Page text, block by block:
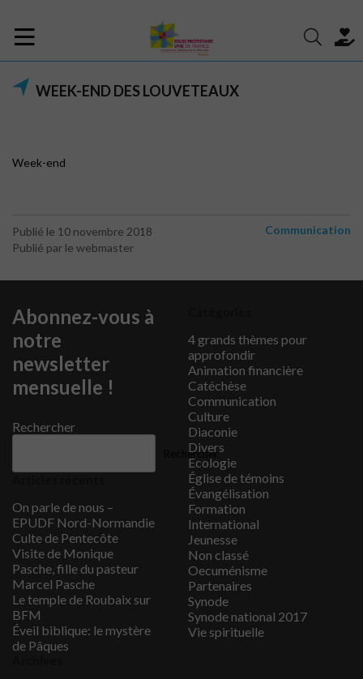
WEEK-END DES LOUVETEAUX
Week-end
Publié le 10 novembre 2018
Publié par le webmaster
Communication
Abonnez-vous à
notre
newsletter
mensuelle !
Rechercher
Rechercher
On parle de nous –
EPUDF Nord-Normandie
Culte de Pentecôte
Visite de Monique
Pasche, fille du pasteur
Marcel Pasche
Le temple de Roubaix sur
BFM
Éveil biblique: le mystère
de Pâques
4 grands thèmes pour
approfondir
Animation financière
Catéchèse
Communication
Culture
Diaconie
Divers
Ecologie
Église de témoins
Évangélisation
Formation
International
Jeunesse
Non classé
Oecuménisme
Partenaires
Synode
Synode national 2017
Vie spirituelle